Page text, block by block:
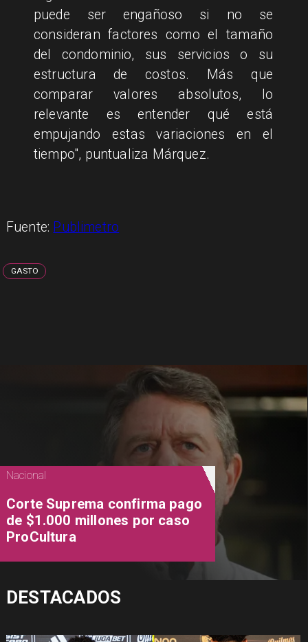
puede ser engañoso si no se
consideran factores como el tamaño
del condominio, sus servicios o su
estructura de costos. Más que
comparar valores absolutos, lo
relevante es entender qué está
empujando estas variaciones en el
tiempo", puntualiza Márquez.
Fuente: Publimetro
GASTO
Nacional
Corte Suprema confirma pago
de $1.000 millones por caso
ProCultura
DESTACADOS